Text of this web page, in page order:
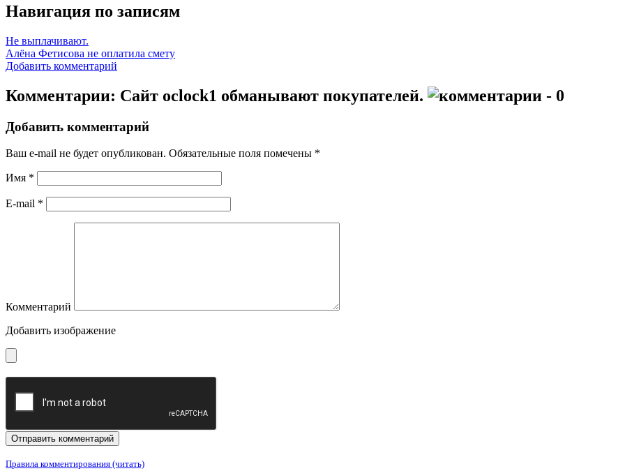
Навигация по записям
Не выплачивают.
Алёна Фетисова не оплатила смету
Добавить комментарий
Комментарии: Сайт oclock1 обманывают покупателей. - 0
Добавить комментарий
Ваш e-mail не будет опубликован. Обязательные поля помечены *
Имя *
E-mail *
Комментарий
Добавить изображение
Правила комментирования (читать)